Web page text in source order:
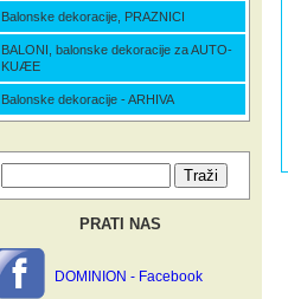
Balonske dekoracije, PRAZNICI
BALONI, balonske dekoracije za AUTO-
KUÆE
Balonske dekoracije - ARHIVA
PRATI NAS
DOMINION - Facebook